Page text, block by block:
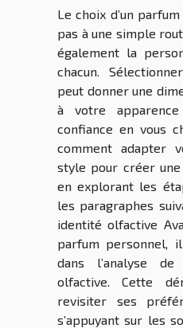
Le choix d’un
pas à une simple
également la
chacun.
peut donner une
à votre
confiance en vous
comment adapter
style pour créer
en explorant les
les paragraphes
identité olfactive
parfum personnel,
dans l’analyse
olfactive. Cette
revisiter ses
s’appuyant sur les